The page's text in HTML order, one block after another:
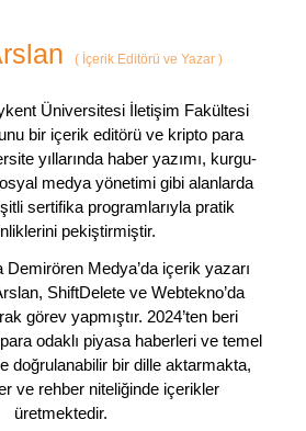
( İçerik Editörü ve Yazar )
Üniversitesi İletişim Fakültesi
bir içerik editörü ve kripto para
yıllarında haber yazımı, kurgu-
medya yönetimi gibi alanlarda
sertifika programlarıyla pratik
pekiştirmiştir.
Demirören Medya’da içerik yazarı
ShiftDelete ve Webtekno’da
görev yapmıştır. 2024’ten beri
odaklı piyasa haberleri ve temel
doğrulanabilir bir dille aktarmakta,
ve rehber niteliğinde içerikler
üretmektedir.